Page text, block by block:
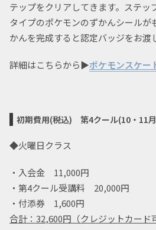
テップをクリアしてきます。ステッ
タイプのポケモンのずかんシールが
かんを完成すると認定バッジをお渡
詳細はこちらから▶ポケモンスケー
初期費用(税込) 第4クール(10・11
◆火曜日クラス
・入会金 11,000円
・第4クール受講料 20,000円
・付添券 1,600円
合計：32,600円（クレジットカード